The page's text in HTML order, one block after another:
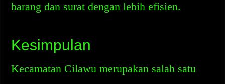
barang dan surat dengan lebih efisien.
Kesimpulan
Kecamatan Cilawu merupakan salah satu